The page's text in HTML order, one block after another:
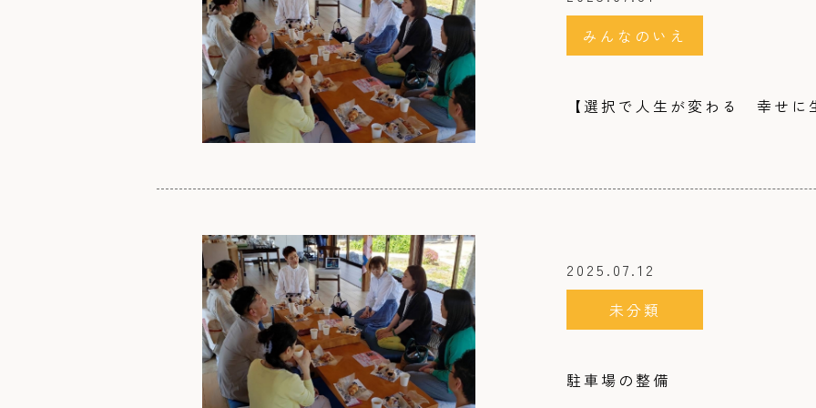
みんなのいえ
【選択で人生が変わる 幸せに
2025.07.12
未分類
駐車場の整備